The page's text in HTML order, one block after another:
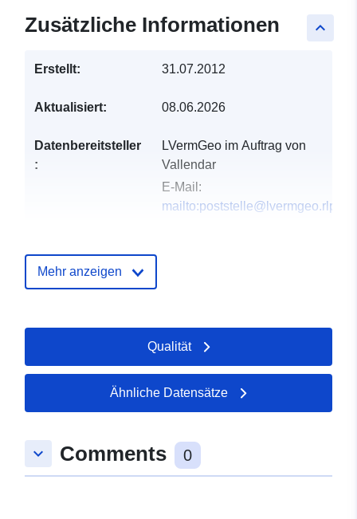
keyboard_arrow_up
Zusätzliche Informationen
Erstellt: 31.07.2012
Aktualisiert: 08.06.2026
Datenbereitsteller
:
LVermGeo im Auftrag von
Vallendar
E-Mail:
mailto:poststelle@lvermgeo.rlp.de
Kataloge:
Koordinaten:
50.401 ], [ 7.63487, 50.401 ],
[ 7.63487, 50.4001 ], [
Typ: Polygon
Mehr anzeigen
Qualität
Ähnliche Datensätze
keyboard_arrow_down Comments 0